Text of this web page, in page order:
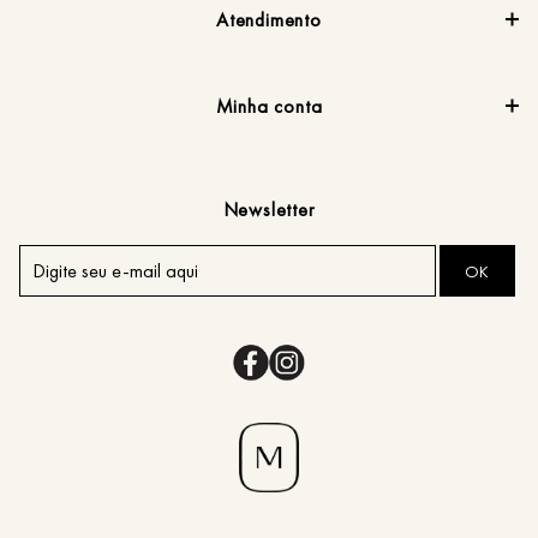
Atendimento
Minha conta
Newsletter
OK